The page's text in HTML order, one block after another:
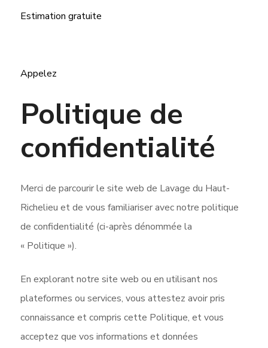
Estimation gratuite
Appelez
Politique de
confidentialité
Merci de parcourir le site web de Lavage du Haut-
Richelieu et de vous familiariser avec notre politique
de confidentialité (ci-après dénommée la
« Politique »).
En explorant notre site web ou en utilisant nos
plateformes ou services, vous attestez avoir pris
connaissance et compris cette Politique, et vous
acceptez que vos informations et données